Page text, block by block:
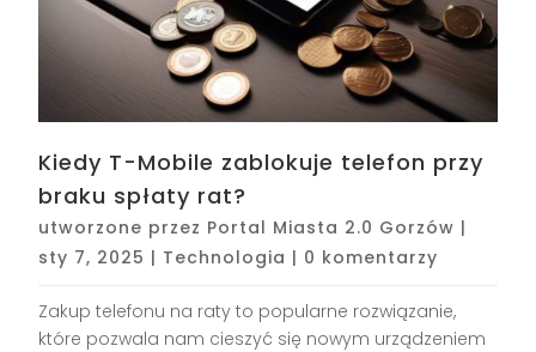
Kiedy T-Mobile zablokuje telefon przy
braku spłaty rat?
utworzone przez Portal Miasta 2.0 Gorzów |
sty 7, 2025 | Technologia | 0 komentarzy
Zakup telefonu na raty to popularne rozwiązanie,
które pozwala nam cieszyć się nowym urządzeniem